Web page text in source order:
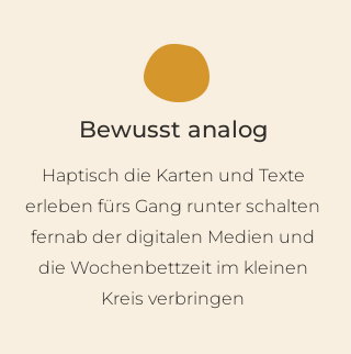
Bewusst analog
Haptisch die Karten und Texte
erleben fürs Gang runter schalten
fernab der digitalen Medien und
die Wochenbettzeit im kleinen
Kreis verbringen